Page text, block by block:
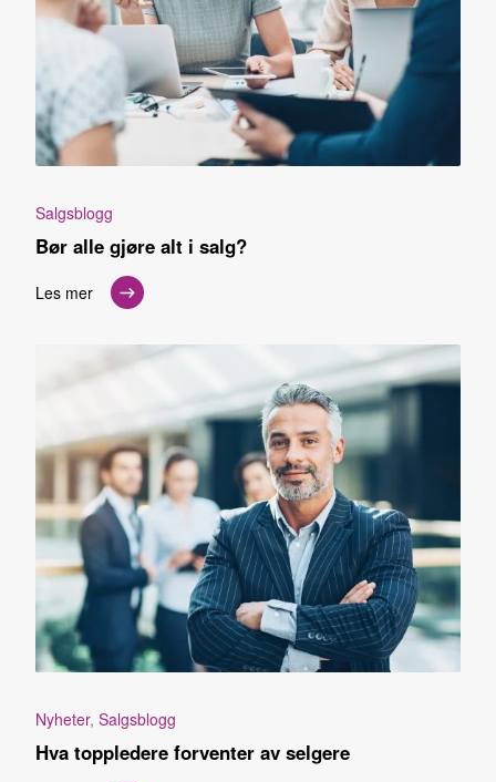
Salgsblogg
Bør alle gjøre alt i salg?
Les mer
Nyheter, Salgsblogg
Hva toppledere forventer av selgere